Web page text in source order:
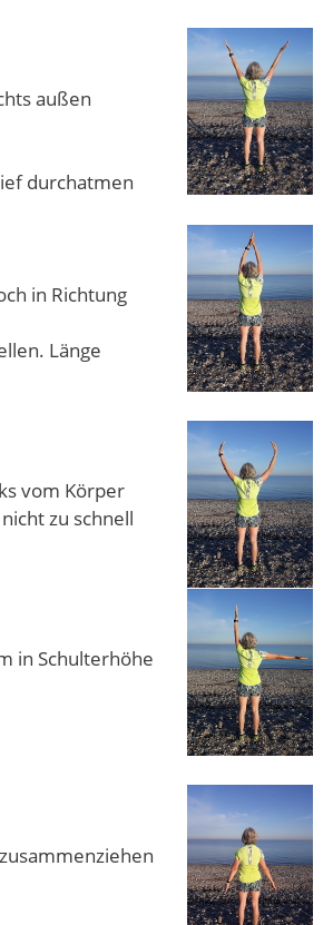
außen
durchatmen
in Richtung
Länge
vom Körper
zu schnell
in Schulterhöhe